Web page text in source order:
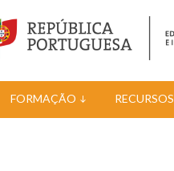
FORMAÇÃO RECURSOS